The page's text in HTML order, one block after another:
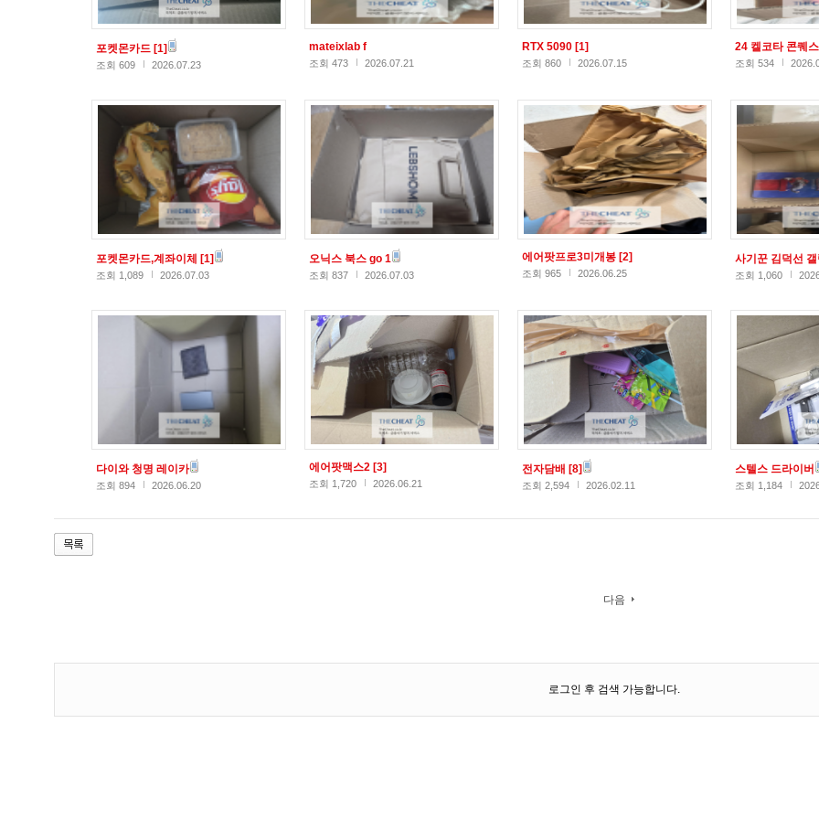
포켓몬카드 [1]
조회 609 2026.07.23
mateixlab f
조회 473 2026.07.21
RTX 5090 [1]
조회 860 2026.07.15
24 켈코타 콘퀘
조회 534
포켓몬카드,계좌이체 [1]
조회 1,089 2026.07.03
오닉스 북스 go 1
조회 837 2026.07.03
에어팟프로3미개봉 [2]
조회 965 2026.06.25
사기꾼 김덕선
조회 1,060
다이와 청명 레이카
조회 894 2026.06.20
에어팟맥스2 [3]
조회 1,720 2026.06.21
전자담배 [8]
조회 2,594 2026.02.11
스텔스 드라이버
조회 1,184
다음
로그인 후 검색 가능합니다.